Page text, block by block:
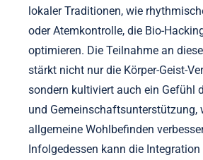
lokaler Traditionen, wie
oder Atemkontrolle, die Bio-
optimieren. Die Teilnahme an
stärkt nicht nur die Körper-Geist-
sondern kultiviert auch ein Gefühl
und Gemeinschaftsunterstützung,
allgemeine Wohlbefinden
Infolgedessen kann die